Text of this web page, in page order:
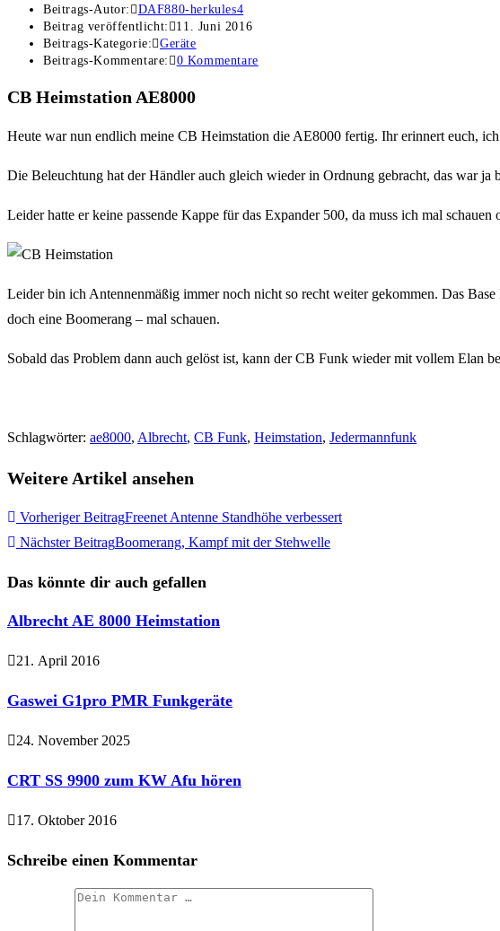
Beitrags-Autor:
DAF880-herkules4
Beitrag veröffentlicht:
11. Juni 2016
Beitrags-Kategorie:
Geräte
Beitrags-Kommentare:
0 Kommentare
CB Heimstation AE8000
Heute war nun endlich meine CB Heimstation die AE8000 fertig. Ihr erinnert euch,
Die Beleuchtung hat der Händler auch gleich wieder in Ordnung gebracht, das war
Leider hatte er keine passende Kappe für das Expander 500, da muss ich mal
Leider bin ich Antennenmäßig immer noch nicht so recht weiter gekommen. Das
doch eine Boomerang – mal schauen.
Sobald das Problem dann auch gelöst ist, kann der CB Funk wieder mit vollem Elan
Schlagwörter: ae8000, Albrecht, CB Funk, Heimstation, Jedermannfunk
Weitere Artikel ansehen
Vorheriger BeitragFreenet Antenne Standhöhe verbessert
Nächster BeitragBoomerang, Kampf mit der Stehwelle
Das könnte dir auch gefallen
Albrecht AE 8000 Heimstation
21. April 2016
Gaswei G1pro PMR Funkgeräte
24. November 2025
CRT SS 9900 zum KW Afu hören
17. Oktober 2016
Schreibe einen Kommentar